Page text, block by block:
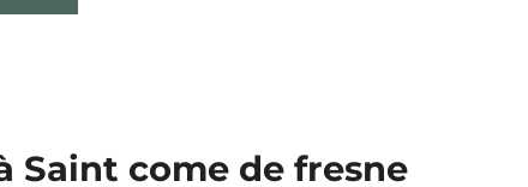
Saint come de fresne